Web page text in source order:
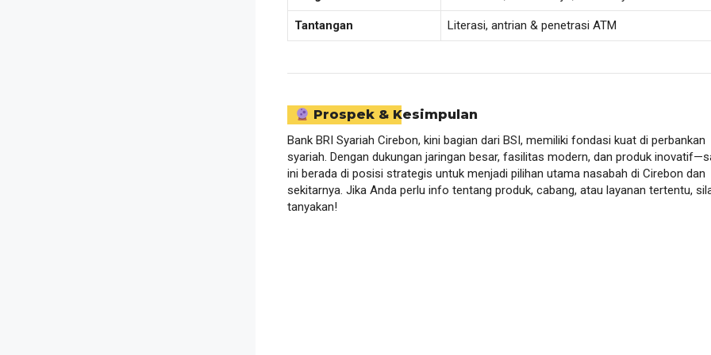
Tantangan Literasi, antrian & penetrasi ATM
Prospek & Kesimpulan
Bank BRI Syariah Cirebon, kini bagian dari BSI, memiliki fondasi kuat di perbankan
syariah. Dengan dukungan jaringan besar, fasilitas modern, dan produk
ini berada di posisi strategis untuk menjadi pilihan utama nasabah di Cirebon dan
sekitarnya. Jika Anda perlu info tentang produk, cabang, atau layanan tertentu,
tanyakan!